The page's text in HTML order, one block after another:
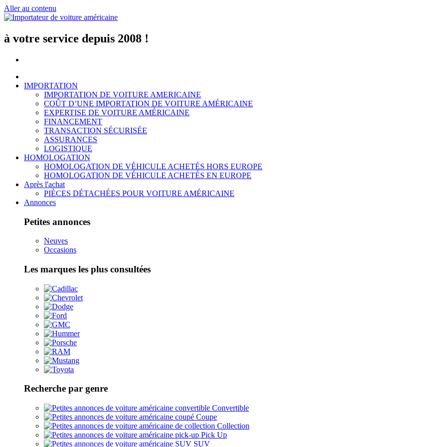
Aller au contenu
à votre service depuis 2008 !
IMPORTATION
IMPORTATION DE VOITURE AMERICAINE
COÛT D’UNE IMPORTATION DE VOITURE AMÉRICAINE
EXPERTISE DE VOITURE AMÉRICAINE
FINANCEMENT
TRANSACTION SÉCURISÉE
ASSURANCES
LOGISTIQUE
HOMOLOGATION
HOMOLOGATION DE VÉHICULE ACHETÉS HORS EUROPE
HOMOLOGATION DE VÉHICULE ACHETÉS EN EUROPE
Après l'achat
PIÈCES DÉTACHÉES POUR VOITURE AMÉRICAINE
Annonces
Petites annonces
Neuves
Occasions
Les marques les plus consultées
Recherche par genre
Convertible
Coupe
Collection
Pick Up
SUV